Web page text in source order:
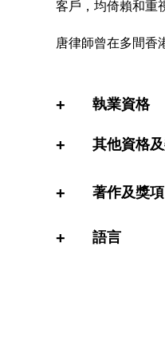
客戶，均倚賴和重
唐律師曾在多間香
+ 執業資格
+ 其他資格
+ 著作及獎項
+ 語言